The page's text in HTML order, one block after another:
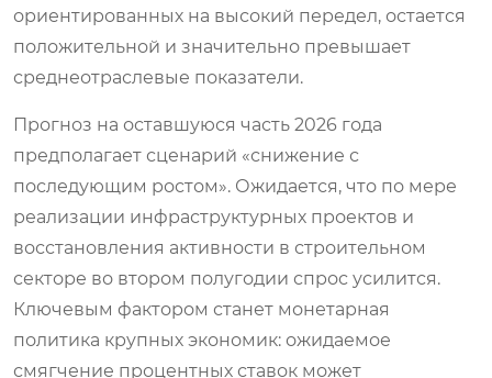
ориентированных на высокий передел, остается
положительной и значительно превышает
среднеотраслевые показатели.
Прогноз на оставшуюся часть 2026 года
предполагает сценарий «снижение с
последующим ростом». Ожидается, что по мере
реализации инфраструктурных проектов и
восстановления активности в строительном
секторе во втором полугодии спрос усилится.
Ключевым фактором станет монетарная
политика крупных экономик: ожидаемое
смягчение процентных ставок может